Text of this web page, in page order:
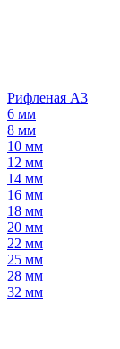
Рифленая А3
6 мм
8 мм
10 мм
12 мм
14 мм
16 мм
18 мм
20 мм
22 мм
25 мм
28 мм
32 мм